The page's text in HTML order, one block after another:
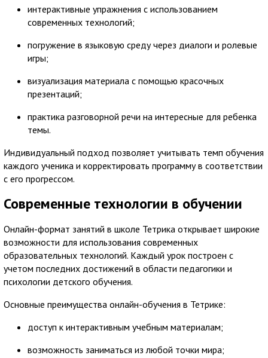
интерактивные упражнения с использованием
современных технологий;
погружение в языковую среду через диалоги и ролевые
игры;
визуализация материала с помощью красочных
презентаций;
практика разговорной речи на интересные для ребенка
темы.
Индивидуальный подход позволяет учитывать темп обучения
каждого ученика и корректировать программу в соответствии
с его прогрессом.
Современные технологии в обучении
Онлайн-формат занятий в школе Тетрика открывает широкие
возможности для использования современных
образовательных технологий. Каждый урок построен с
учетом последних достижений в области педагогики и
психологии детского обучения.
Основные преимущества онлайн-обучения в Тетрике:
доступ к интерактивным учебным материалам;
возможность заниматься из любой точки мира;